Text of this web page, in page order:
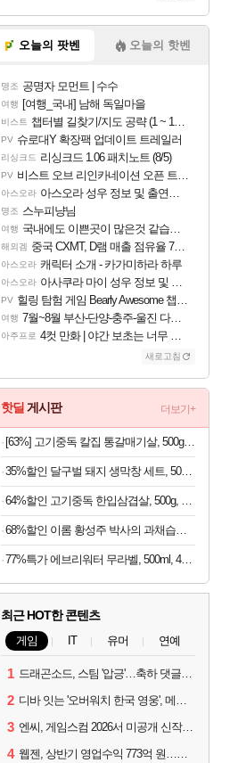
오늘의 팟벤 오늘의 핫벤
명조 공명자 모먼트 | 수수
여행 [여행_국내] 남해 독일마을
비스트 챕터별 길찾기/지도 공략 (1 ~ 12장)
PV 슈로대Y 확장팩 업데이트 트레일러
리싱크드 리싱크드 1.06 패치노트 (8/5)
PV 비스트 오브 리인카네이션 오픈 트레일러
아스오라 아스오라 성우 정보 및 출연작 모음
명조 스누피냥님
여행 국내에도 이쁜곳이 많은것 같습니다
해외겜 중국 CXMT, D램 매출 점유율 7%…글로벌 4위로 부상
아스오라 캐릭터 소개 - 카가미하라 하루
아스오라 아사쿠라 마이 성우 정보 및 주요 필모
PV 힐링 탐험 게임 Bearly Awesome 챕터 1 트레일러
여행 7월~8월 부산-단양-충주-울진 다녀왔어요~
아주프로 4컷 만화 | 야간 보초는 너무 힘들어
새로고침
핫딜 게시판 더보기+
[63%] 고기중독 칼집 통갈매기살, 500g, 2팩
35%할인 달구벌 돼지 생막창 세트, 500g, 2봉
64%할인 고기중독 한입삼겹살, 500g, 4개
68%할인 이롬 황성주 박사의 과채습관 퍼플, 190ml, 16개
77%특가 에브리워터 무라벨, 500ml, 40개
최근 HOT한 콘텐츠
게임 IT 유머 연예
1 드래곤소드, 스팀 '압긍'…축하 댓글 달고 게임 코드 받자!
2 디바 잇는 '오버워치 한국 영웅', 메카 파일럿 디몬 나온다
3 엔씨, 게임스컴 2026서 미공개 신작 최초 공개
4 웹젠, 상반기 영업수익 773억 원…순이익 89% 증가